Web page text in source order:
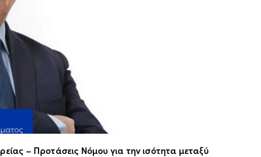
– Προτάσεις Νόμου για την ισότητα μεταξύ